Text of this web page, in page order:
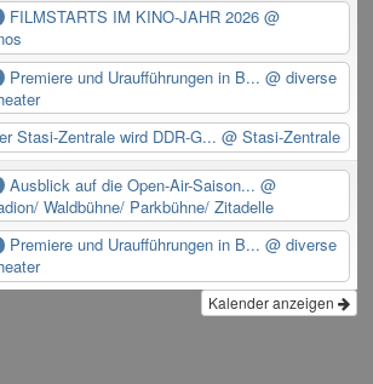
FILMSTARTS IM KINO-JAHR 2026 @
Premiere und Uraufführungen in B... @ diverse
Stasi-Zentrale wird DDR-G...@ Stasi-Zentrale
Ausblick auf die Open-Air-Saison... @
Waldbühne/ Parkbühne/ Zitadelle
Premiere und Uraufführungen in B... @ diverse
Kalender anzeigen